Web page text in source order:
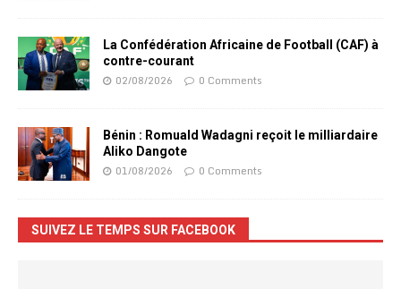
La Confédération Africaine de Football (CAF) à
contre-courant
02/08/2026 0 Comments
Bénin : Romuald Wadagni reçoit le milliardaire
Aliko Dangote
01/08/2026 0 Comments
SUIVEZ LE TEMPS SUR FACEBOOK